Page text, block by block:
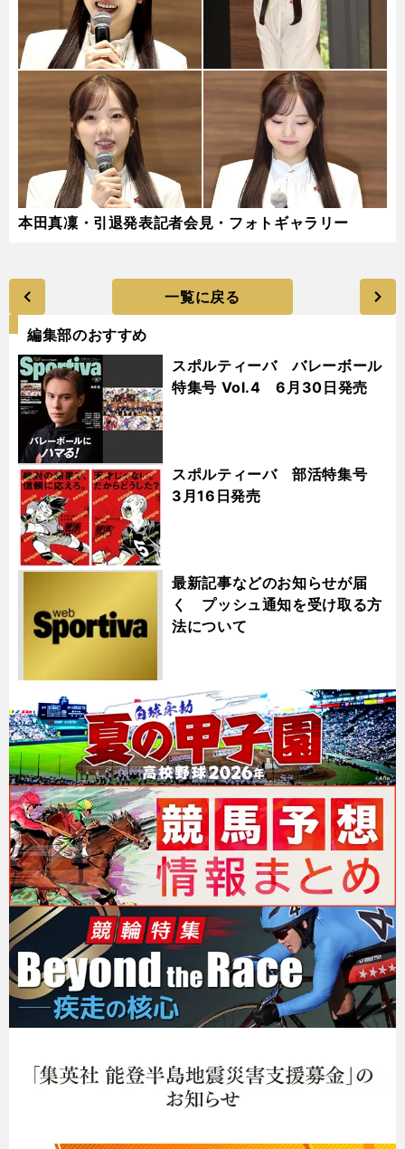
本田真凜・引退発表記者会見・フォトギャラリー
一覧に戻る
編集部のおすすめ
スポルティーバ バレーボール
特集号 Vol.4 6月30日発売
スポルティーバ 部活特集号
3月16日発売
最新記事などのお知らせが届
く プッシュ通知を受け取る方
法について